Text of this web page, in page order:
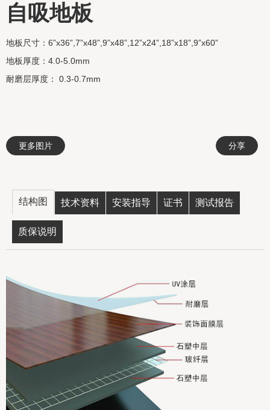
自吸地板
地板尺寸：6”x36”,7”x48”,9”x48”,12”x24”,18”x18”,9”x60”
地板厚度：4.0-5.0mm
耐磨层厚度： 0.3-0.7mm
更多图片 分享
结构图 技术资料 安装指导 证书 测试报告
质保说明